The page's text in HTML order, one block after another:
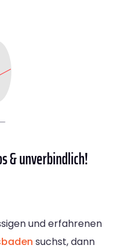
& unverbindlich!
und erfahrenen
suchst, dann